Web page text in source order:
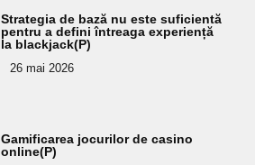
Strategia de bază nu este suficientă
pentru a defini întreaga experiență
la blackjack(P)
26 mai 2026
Gamificarea jocurilor de casino
online(P)